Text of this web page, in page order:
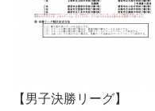
【男子決勝リーグ】